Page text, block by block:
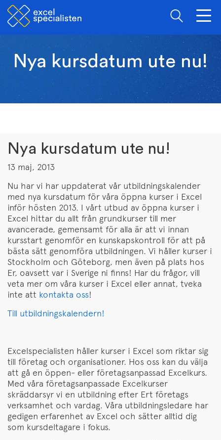
Nya kursdatum ute nu!
Nya kursdatum ute nu!
13 maj, 2013
Nu har vi har uppdaterat vår utbildningskalender
med nya kursdatum för våra öppna kurser i Excel
inför hösten 2013. I vårt utbud av öppna kurser i
Excel hittar du allt från grundkurser till mer
avancerade, gemensamt för alla är att vi innan
kursstart genomför en kunskapskontroll för att på
bästa sätt genomföra utbildningen. Vi håller kurser i
Stockholm och Göteborg, men även på plats hos
Er, oavsett var i Sverige ni finns! Har du frågor, vill
veta mer om våra kurser i Excel eller annat, tveka
inte att kontakta oss!
Till utbildningskalendern!
Excelspecialisten håller kurser i Excel som riktar sig
till företag och organisationer. Hos oss kan du välja
att gå en öppen- eller företagsanpassad Excelkurs.
Med våra företagsanpassade Excelkurser
skräddarsyr vi en utbildning efter Ert företags
verksamhet och vardag. Våra utbildningsledare har
gedigen erfarenhet av Excel och sätter alltid dig
som kursdeltagare i fokus.